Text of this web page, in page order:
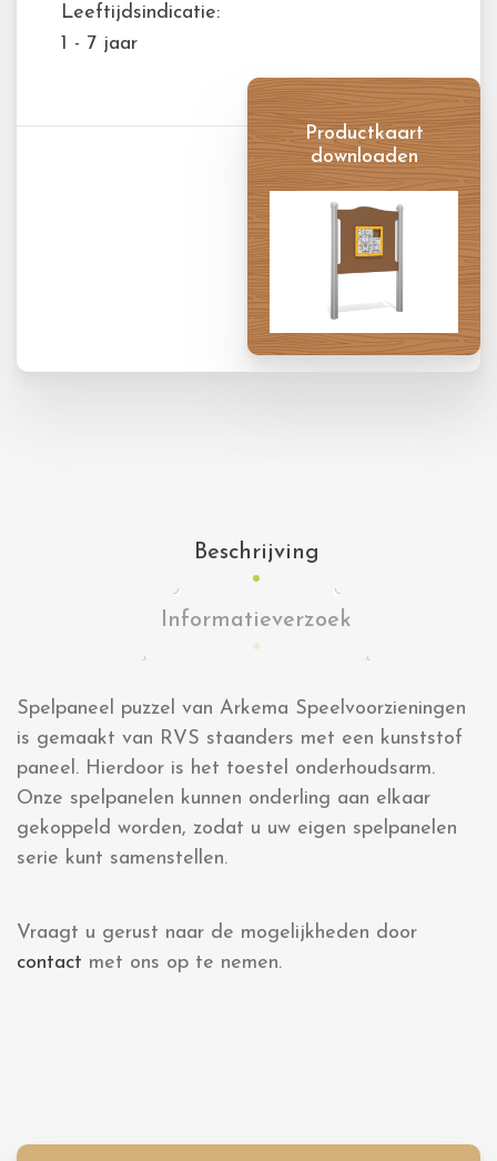
Leeftijdsindicatie:
1 - 7 jaar
Productkaart
downloaden
Beschrijving
Informatieverzoek
Spelpaneel puzzel van Arkema Speelvoorzieningen
is gemaakt van RVS staanders met een kunststof
paneel. Hierdoor is het toestel onderhoudsarm.
Onze spelpanelen kunnen onderling aan elkaar
gekoppeld worden, zodat u uw eigen spelpanelen
serie kunt samenstellen.
Vraagt u gerust naar de mogelijkheden door
contact met ons op te nemen.